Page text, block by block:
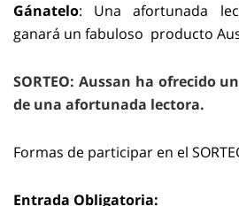
Gánatelo: Una afortunada
ganará un fabuloso producto
SORTEO: Aussan ha ofrecido
de una afortunada lectora.
Formas de participar en el
Entrada Obligatoria: